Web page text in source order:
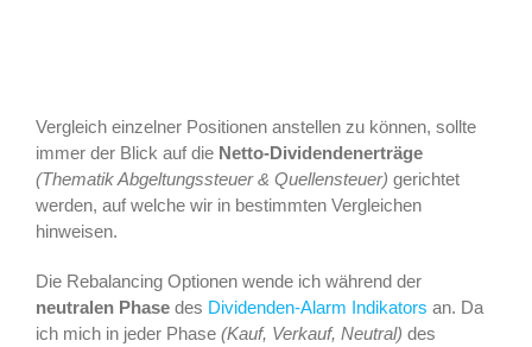
Vergleich einzelner Positionen anstellen zu können, sollte
immer der Blick auf die Netto-Dividendenerträge
(Thematik Abgeltungssteuer & Quellensteuer) gerichtet
werden, auf welche wir in bestimmten Vergleichen
hinweisen.
Die Rebalancing Optionen wende ich während der
neutralen Phase des Dividenden-Alarm Indikators an. Da
ich mich in jeder Phase (Kauf, Verkauf, Neutral) des